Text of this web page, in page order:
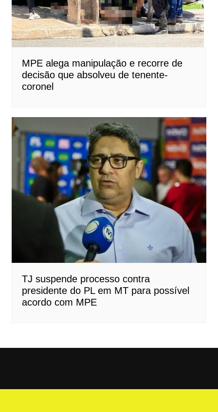
MPE alega manipulação e recorre de
decisão que absolveu de tenente-
coronel
TJ suspende processo contra
presidente do PL em MT para possível
acordo com MPE